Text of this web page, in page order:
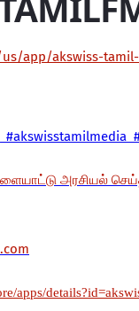
app/akswiss-
அரசியல்
apps/